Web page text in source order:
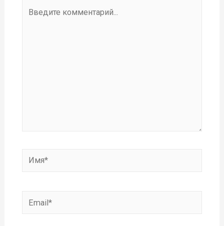
Имя*
Email*